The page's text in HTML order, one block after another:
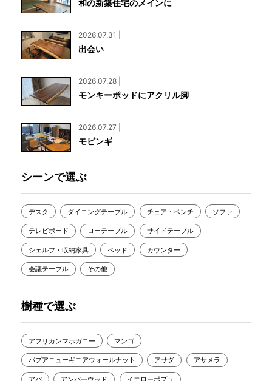
和の新築住宅のメインに
2026.07.31 |
出会い
2026.07.28 |
モンキーポッドにアクリル脚
2026.07.27 |
モビンギ
シーンで選ぶ
デスク ダイニングテーブル チェア・ベンチ ソファ
テレビボード ローテーブル サイドテーブル
シェルフ・収納家具 ベッド カウンター
会議テーブル その他
樹種で選ぶ
アフリカンマホガニー マンゴ
パプアニューギニアウォールナット アサダ アサメラ
アパ アンバーウッド イエローポプラ